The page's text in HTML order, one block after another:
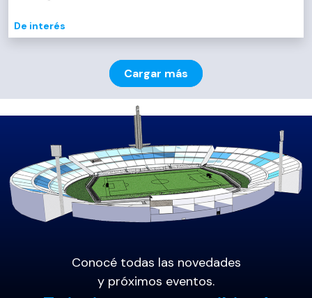
De interés
Cargar más
Conocé todas las novedades
y próximos eventos.